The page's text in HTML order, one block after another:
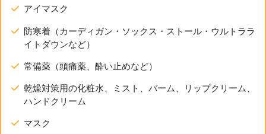
アイマスク
防寒着（カーディガン・ソックス・ストール・ウルトララ
イトダウンなど）
常備薬（頭痛薬、酔い止めなど）
乾燥対策用の化粧水、ミスト、バーム、リップクリーム、
ハンドクリーム
マスク